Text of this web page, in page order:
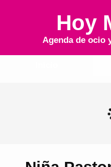
Hoy
Agenda de ocio